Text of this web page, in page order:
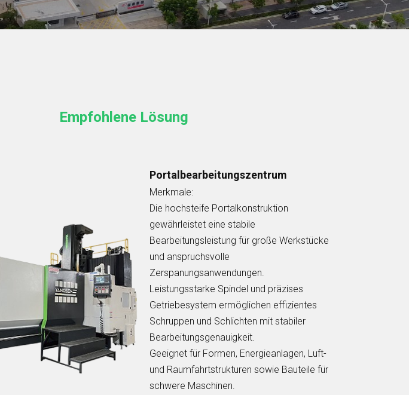
Empfohlene Lösung
Portalbearbeitungszentrum
Merkmale:
Die hochsteife Portalkonstruktion
gewährleistet eine stabile
Bearbeitungsleistung für große Werkstücke
und anspruchsvolle
Zerspanungsanwendungen.
Leistungsstarke Spindel und präzises
Getriebesystem ermöglichen effizientes
Schruppen und Schlichten mit stabiler
Bearbeitungsgenauigkeit.
Geeignet für Formen, Energieanlagen, Luft-
und Raumfahrtstrukturen sowie Bauteile für
schwere Maschinen.